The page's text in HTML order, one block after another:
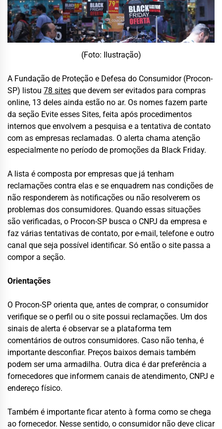
(Foto: Ilustração)
A Fundação de Proteção e Defesa do Consumidor (Procon-
SP) listou 78 sites que devem ser evitados para compras
online, 13 deles ainda estão no ar. Os nomes fazem parte
da seção Evite esses Sites, feita após procedimentos
internos que envolvem a pesquisa e a tentativa de contato
com as empresas reclamadas. O alerta chama atenção
especialmente no período de promoções da Black Friday.
A lista é composta por empresas que já tenham
reclamações contra elas e se enquadrem nas condições de
não responderem às notificações ou não resolverem os
problemas dos consumidores. Quando essas situações
são verificadas, o Procon-SP busca o CNPJ da empresa e
faz várias tentativas de contato, por e-mail, telefone e outro
canal que seja possível identificar. Só então o site passa a
compor a seção.
Orientações
O Procon-SP orienta que, antes de comprar, o consumidor
verifique se o perfil ou o site possui reclamações. Um dos
sinais de alerta é observar se a plataforma tem
comentários de outros consumidores. Caso não tenha, é
importante desconfiar. Preços baixos demais também
podem ser uma armadilha. Outra dica é dar preferência a
fornecedores que informem canais de atendimento, CNPJ e
endereço físico.
Também é importante ficar atento à forma como se chega
ao fornecedor. Nesse sentido, o consumidor não deve clicar